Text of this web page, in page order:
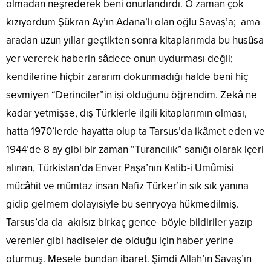
olmadan neşrederek beni onurlandırdı. O zaman çok
kızıyordum Şükran Ay’ın Adana’lı olan oğlu Savaş’a; ama
aradan uzun yıllar geçtikten sonra kitaplarımda bu husûsa
yer vererek haberin sâdece onun uydurması değil;
kendilerine hiçbir zararım dokunmadığı halde beni hiç
sevmiyen “Derinciler”in işi olduğunu öğrendim. Zekâ ne
kadar yetmişse, dış Türklerle ilgili kitaplarımın olması,
hatta 1970’lerde hayatta olup ta Tarsus’da ikâmet eden ve
1944’de 8 ay gibi bir zaman “Turancılık” sanığı olarak içeri
alınan, Türkistan’da Enver Paşa’nın Katib-i Umûmisi
mücâhit ve mümtaz insan Nafiz Türker’in sık sık yanına
gidip gelmem dolayısiyle bu senryoya hükmedilmiş.
Tarsus’da da akılsız birkaç gence böyle bildiriler yazıp
verenler gibi hadiseler de olduğu için haber yerine
oturmuş. Mesele bundan ibaret. Şimdi Allah’ın Savaş’ın